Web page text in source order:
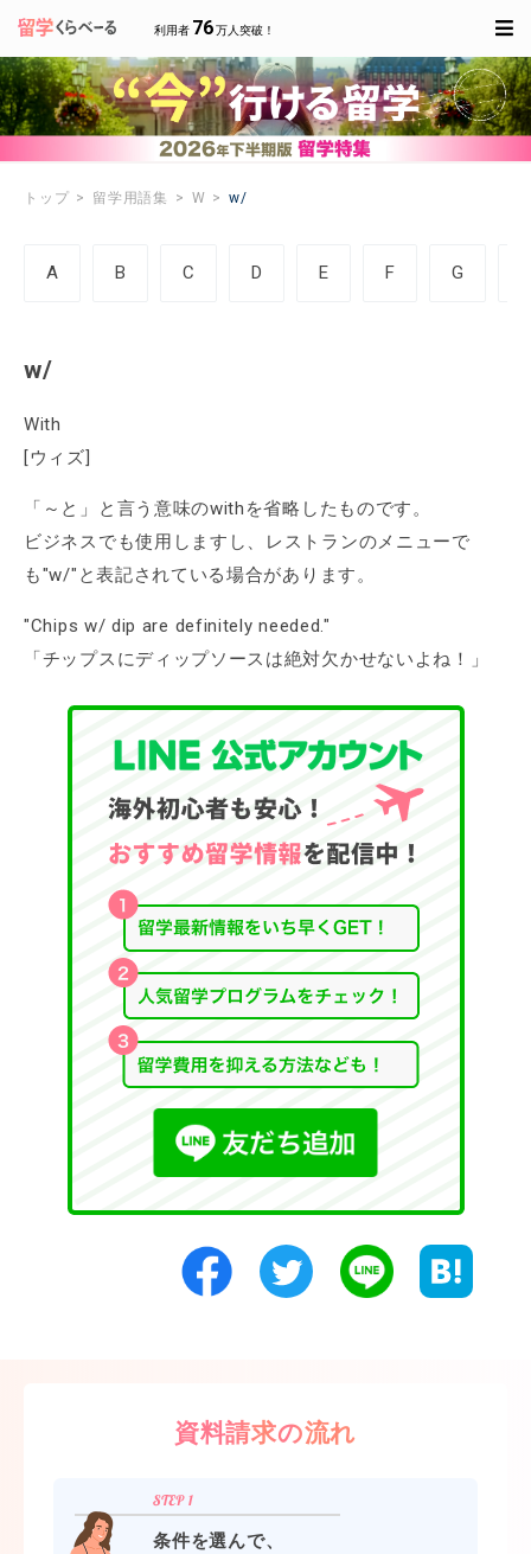
利用者 76万人突破！
トップ 留学用語集 W w/
A B C D E F G
w/
With
[ウィズ]
「～と」と言う意味のwithを省略したものです。
ビジネスでも使用しますし、レストランのメニューで
も"w/"と表記されている場合があります。
"Chips w/ dip are definitely needed."
「チップスにディップソースは絶対欠かせないよね！」
資料請求の流れ
条件を選んで、